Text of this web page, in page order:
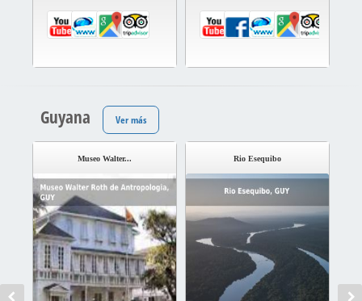
Guyana Ver más
Museo Walter... Rio Esequibo